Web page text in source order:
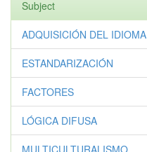
Subject
ADQUISICIÓN DEL IDIOMA
ESTANDARIZACIÓN
FACTORES
LÓGICA DIFUSA
MULTICULTURALISMO